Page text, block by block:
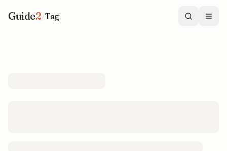
Guide2/Tag